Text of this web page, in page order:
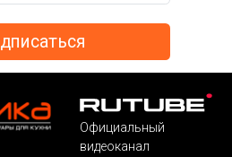
Официальный
видеоканал